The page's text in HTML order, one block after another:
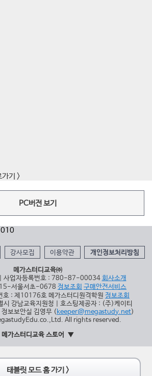
PC버전 보기
강사모집 이용약관 개인정보처리방침
메가스터디교육㈜
| 사업자등록번호 : 780-87-00034 회사소개
서울서초-0678 정보조회 구매안전서비스
호 : 제10176호 메가스터디원격학원 정보조회
시 강남교육지원청 | 호스팅제공자 : (주)케이티
보보안실 김영무 ( keeper@megastudy.net)
All rights reserved.
메가스터디교육 스토어
태블릿 모드 홈 가기 >